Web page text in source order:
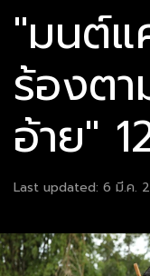
"มนต์
ร้องต
อ้าย"
Last updated: 6 มี.ค.